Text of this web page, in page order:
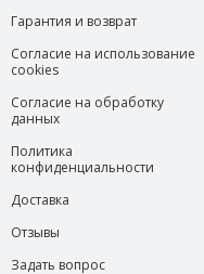
Гарантия и возврат
Согласие на использование
cookies
Согласие на обработку
данных
Политика
конфиденциальности
Доставка
Отзывы
Задать вопрос